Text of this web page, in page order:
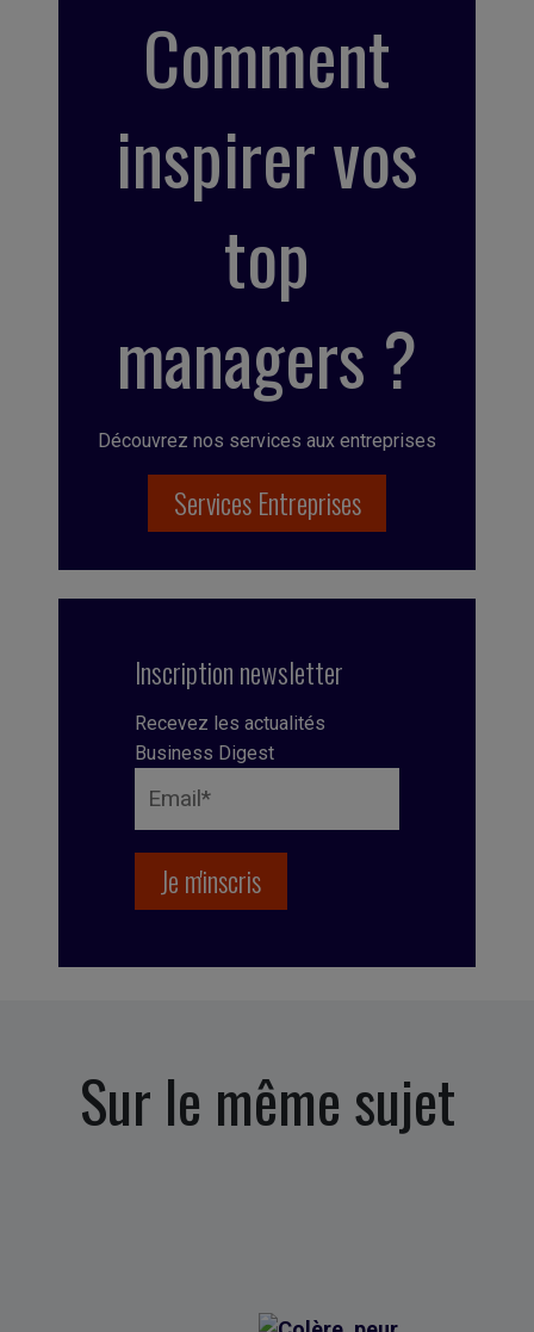
Comment
inspirer vos
top
managers ?
Découvrez nos services aux entreprises
Services Entreprises
Inscription newsletter
Recevez les actualités
Business Digest
Sur le même sujet